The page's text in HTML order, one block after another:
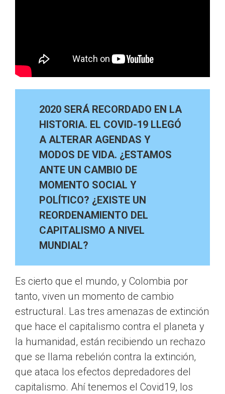
2020 SERÁ RECORDADO EN LA
HISTORIA. EL COVID-19 LLEGÓ
A ALTERAR AGENDAS Y
MODOS DE VIDA. ¿ESTAMOS
ANTE UN CAMBIO DE
MOMENTO SOCIAL Y
POLÍTICO? ¿EXISTE UN
REORDENAMIENTO DEL
CAPITALISMO A NIVEL
MUNDIAL?
Es cierto que el mundo, y Colombia por
tanto, viven un momento de cambio
estructural. Las tres amenazas de extinción
que hace el capitalismo contra el planeta y
la humanidad, están recibiendo un rechazo
que se llama rebelión contra la extinción,
que ataca los efectos depredadores del
capitalismo. Ahí tenemos el Covid19, los